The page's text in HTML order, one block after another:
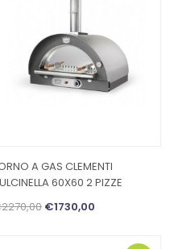
A GAS CLEMENTI
60X60 2 PIZZE
€1730,00